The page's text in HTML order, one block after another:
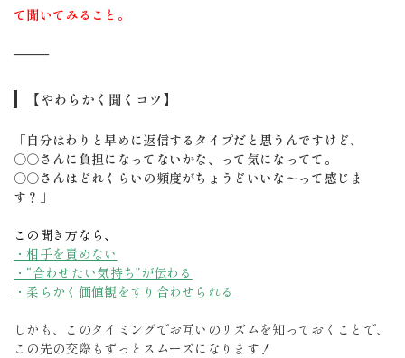
て聞いてみること。
⸻
【やわらかく聞くコツ】
「自分はわりと早めに返信するタイプだと思うんですけど、
○○さんに負担になってないかな、って気になってて。
○○さんはどれくらいの頻度がちょうどいいな〜って感じま
す？」
この聞き方なら、
・相手を責めない
・“合わせたい気持ち”が伝わる
・柔らかく価値観をすり合わせられる
しかも、このタイミングでお互いのリズムを知っておくことで、
この先の交際もずっとスムーズになります！